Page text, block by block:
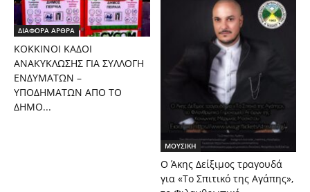
ΔΙΑΦΟΡΑ ΑΡΘΡΑ
ΚΟΚΚΙΝΟΙ ΚΑΔΟΙ
ΑΝΑΚΥΚΛΩΣΗΣ ΓΙΑ ΣΥΛΛΟΓΗ
ΕΝΔΥΜΑΤΩΝ –
ΥΠΟΔΗΜΑΤΩΝ ΑΠΟ ΤΟ
ΔΗΜΟ...
ΜΟΥΣΙΚΗ
Ο Άκης Δείξιμος τραγουδά
για «Το Σπιτικό της Αγάπης»,